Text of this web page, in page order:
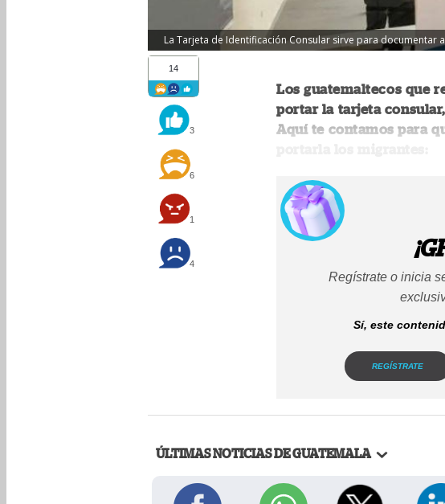
La Tarjeta de Identificación Consular sirve para documentar
14
3
6
1
4
Los guatemaltecos que
portar la tarjeta
Aquí te contamos para
Regístrate o inicia
Sí, este
REGÍSTRATE
ÚLTIMAS NOTICIAS DE GUATEMALA